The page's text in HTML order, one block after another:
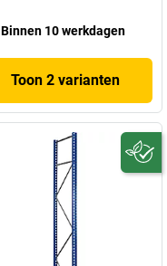
Binnen 10 werkdagen
Toon 2 varianten